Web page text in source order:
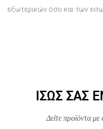
εξωτερικών όσο και των
ΊΣΩΣ ΣΑΣ
Δείτε προϊόντα